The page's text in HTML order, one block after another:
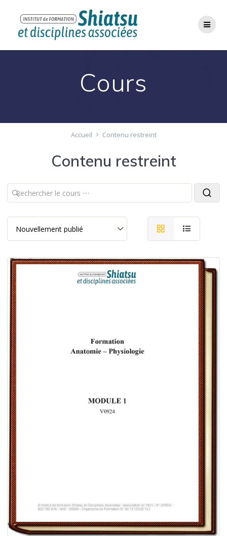
au
contenu
Cours
Accueil Contenu restreint
Contenu restreint